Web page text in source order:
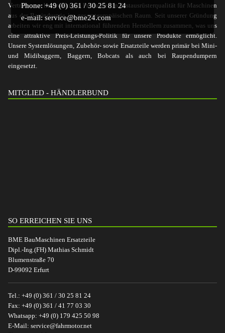
Phone: +49 (0) 361 / 30 25 81 24
e-mail: service@bme24.com
Vertrieb von hochwertigen Produkten in Erstausrüsterqualität für Maschinen
aus der Bauindustrie im gesamteuropäischen Raum. Seit unserer Gründung
arbeiten wir eng mit international führenden Herstellern zusammen, was uns
eine attraktive Preis-Leistungs-Politik für unsere Produkte ermöglicht.
Unsere Systemlösungen, Zubehör- sowie Ersatzteile werden primär bei Mini-
und Midibaggern, Baggern, Bobcats als auch bei Raupendumpern
eingesetzt.
MITGLIED - HÄNDLERBUND
SO ERREICHEN SIE UNS
BME BauMaschinen Ersatzteile
Dipl.-Ing.(FH) Mathias Schmidt
Blumenstraße 70
D-99092 Erfurt
Tel.: +49 (0) 361 / 30 25 81 24
Fax: +49 (0) 361 / 41 77 03 30
Whatsapp: +49 (0) 179 425 50 98
E-Mail: service@fahrmotor.net